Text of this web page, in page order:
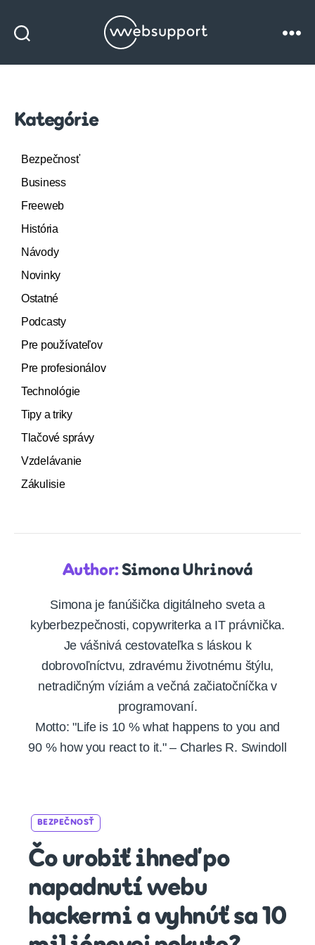
Websupport
Kategórie
Bezpečnosť
Business
Freeweb
História
Návody
Novinky
Ostatné
Podcasty
Pre používateľov
Pre profesionálov
Technológie
Tipy a triky
Tlačové správy
Vzdelávanie
Zákulisie
Author: Simona Uhrinová
Simona je fanúšička digitálneho sveta a
kyberbezpečnosti, copywriterka a IT právnička.
Je vášnivá cestovateľka s láskou k
dobrovoľníctvu, zdravému životnému štýlu,
netradičným víziám a večná začiatočníčka v
programovaní.
Motto: "Life is 10 % what happens to you and
90 % how you react to it." – Charles R. Swindoll
BEZPEČNOSŤ
Čo urobiť ihneď po
napadnutí webu
hackermi a vyhnúť sa 10